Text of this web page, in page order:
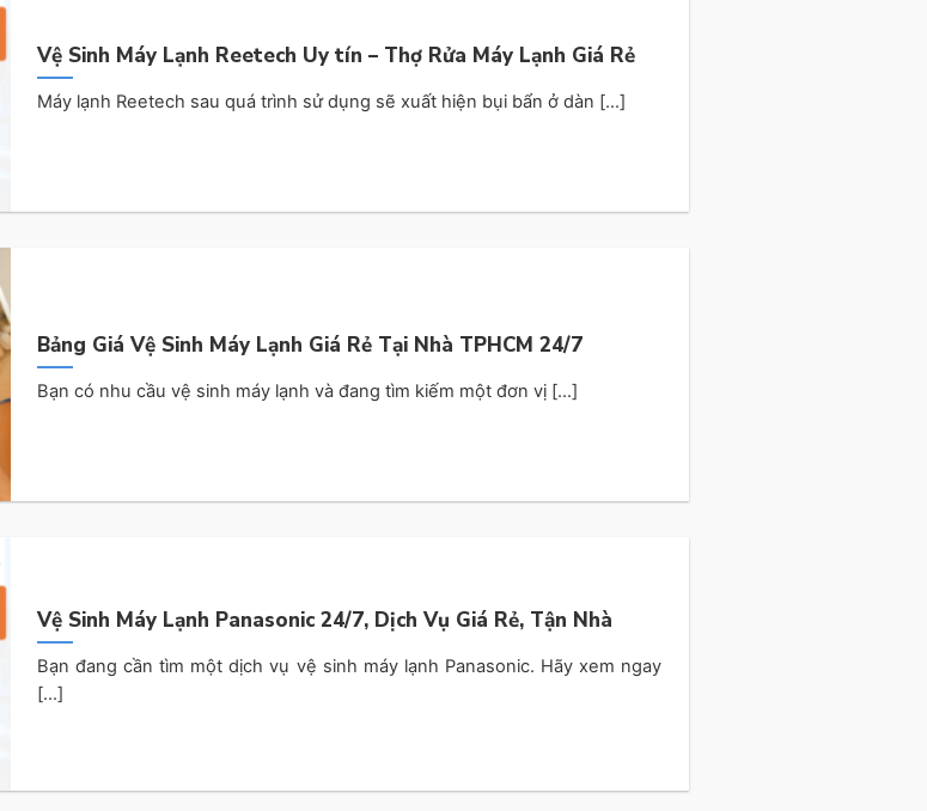
Vệ Sinh Máy Lạnh Reetech Uy tín – Thợ Rửa Máy Lạnh Giá Rẻ
Máy lạnh Reetech sau quá trình sử dụng sẽ xuất hiện bụi bẩn ở dàn [...]
Bảng Giá Vệ Sinh Máy Lạnh Giá Rẻ Tại Nhà TPHCM 24/7
Bạn có nhu cầu vệ sinh máy lạnh và đang tìm kiếm một đơn vị [...]
Vệ Sinh Máy Lạnh Panasonic 24/7, Dịch Vụ Giá Rẻ, Tận Nhà
Bạn đang cần tìm một dịch vụ vệ sinh máy lạnh Panasonic. Hãy xem ngay
[...]